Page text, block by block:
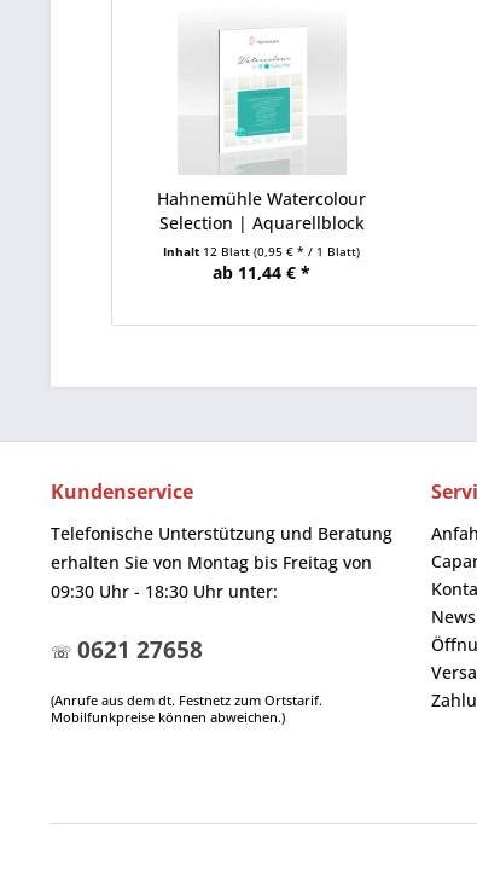
Hahnemühle Watercolour
Selection | Aquarellblock
Inhalt 12 Blatt(0,95 € * / 1 Blatt)
ab 11,44 € *
Kundenservice
Telefonische Unterstützung und Beratung
erhalten Sie von Montag bis Freitag von
09:30 Uhr - 18:30 Uhr unter:
☏ 0621 27658
(Anrufe aus dem dt. Festnetz zum Ortstarif.
Mobilfunkpreise können abweichen.)